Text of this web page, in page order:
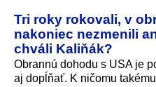
Tri roky rokovali, v
nakoniec nezmenili
chváli Kaliňák?
Obrannú dohodu s USA je
aj dopĺňať. K ničomu